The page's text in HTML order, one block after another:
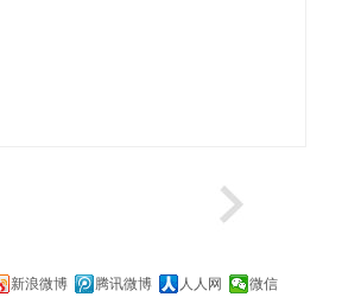
新浪微博 腾讯微博 人人网 微信